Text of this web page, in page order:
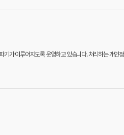
가 이루어지도록 운영하고 있습니다. 처리하는 개인